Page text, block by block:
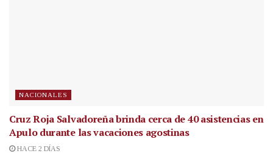
NACIONALES
Cruz Roja Salvadoreña brinda cerca de 40 asistencias en
Apulo durante las vacaciones agostinas
HACE 2 DÍAS